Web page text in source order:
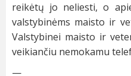
reikėtų jo neliesti, o
valstybinėms maisto ir
Valstybinei maisto ir
veikiančiu nemokamu
—